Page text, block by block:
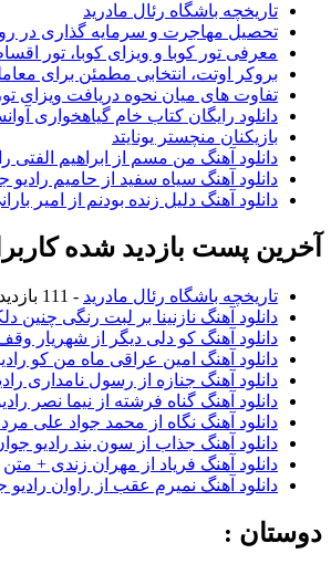
تاریخچه باشگاه رئال مادرید
تحصیل مهاجرت و سرمایه گذاری در
معرفی تور کوبا و ویزای کوبا، تور
بروکر اوتت، انتخابی مطمئن برای
تفاوت های میان نحوه دریافت ویزای
دانلود رایگان کتاب خام گیاهخواری
بازیکنان منچستر یونایتد
دانلود آهنگ من مسم از ابراهیم الفتی
دانلود آهنگ سیاه سفید از حامیم رادیو
دانلود آهنگ دلیل زنده بودنم از امیر
آخرین پست بازدید شده
تاریخچه باشگاه رئال مادرید - 111 بازدید
دانلود آهنگ نازنینا بر لبت رنگی چنین
دانلود آهنگ کو دلی دیگر از شهریار
دانلود آهنگ امین عراقی ماه من کو
دانلود آهنگ جنازه از رسول نامداری
دانلود آهنگ گناه فرشته از نیما نصر
دانلود آهنگ نگاه از محمد جواد علی
دانلود آهنگ جذاب از سون بند رادیو
دانلود آهنگ فریاد از مهران زندی + متن
دانلود آهنگ نمیرم عقب از راوان رادیو
دوستان :